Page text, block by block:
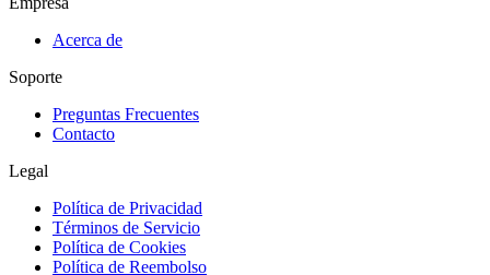
Acerca de
Soporte
Preguntas Frecuentes
Contacto
Legal
Política de Privacidad
Términos de Servicio
Política de Cookies
Política de Reembolso